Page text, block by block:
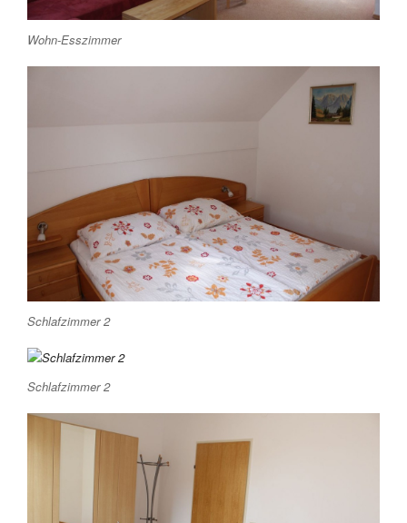
Wohn-Esszimmer
Schlafzimmer 2
Schlafzimmer 2